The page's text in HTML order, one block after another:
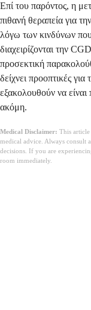
Επί του παρόντος, η
πιθανή θεραπεία για
λόγω των κινδύνων
διαχειρίζονται την
προσεκτική
δείχνει προοπτικές
εξακολουθούν να είναι
ακόμη.
Medical Disclaimer: This
medical advice. Always consult
decisions. If you are
room immediately.